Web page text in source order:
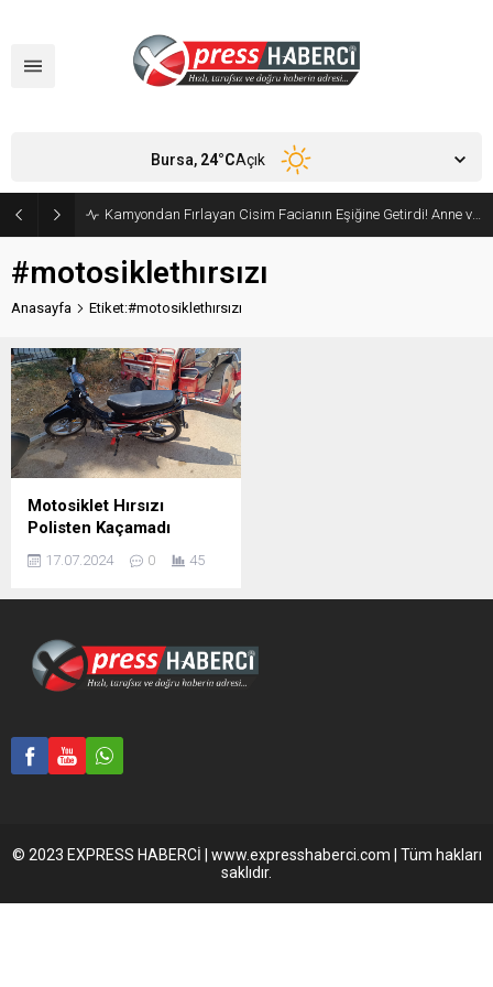
Kamyondan Fırlayan Cisim Facianın Eşiğine Getirdi! Anne ve Bebeği Son Anda Kurtuldu
Bursa, 24°CAçık
#motosiklethırsızı
Anasayfa Etiket:#motosiklethırsızı
Motosiklet Hırsızı
Polisten Kaçamadı
17.07.2024 0 45
© 2023 EXPRESS HABERCİ | www.expresshaberci.com | Tüm hakları
saklıdır.